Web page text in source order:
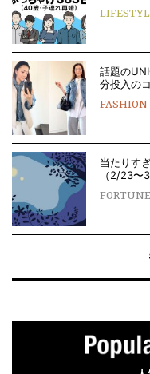
話題の
分投入の
FASHION
当たりす
（2/23〜
FORTUNE